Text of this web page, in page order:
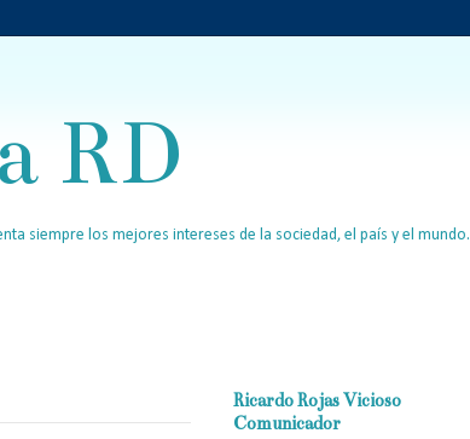
RD
siempre los mejores intereses de la sociedad, el país y el mundo.
Ricardo Rojas Vicioso
Comunicador